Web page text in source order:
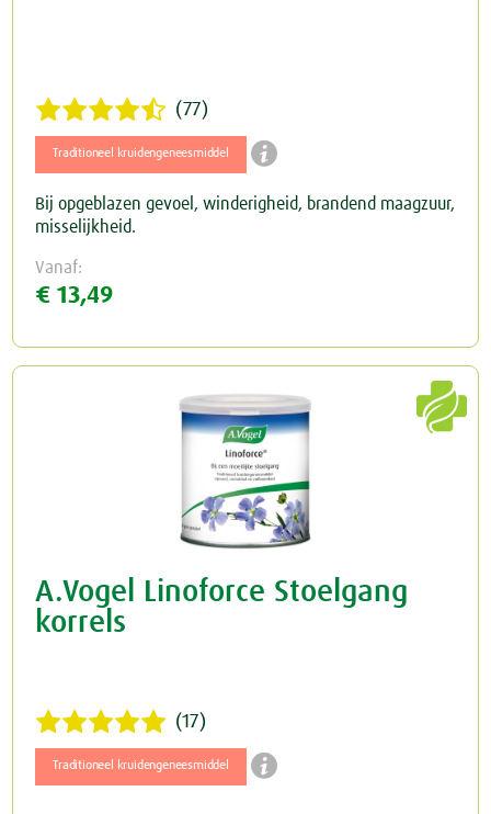
(77)
Traditioneel kruidengeneesmiddel 
Bij opgeblazen gevoel, winderigheid, brandend maagzuur,
misselijkheid.
Vanaf:
€ 13,49

A.Vogel Linoforce Stoelgang
korrels
(17)
Traditioneel kruidengeneesmiddel 